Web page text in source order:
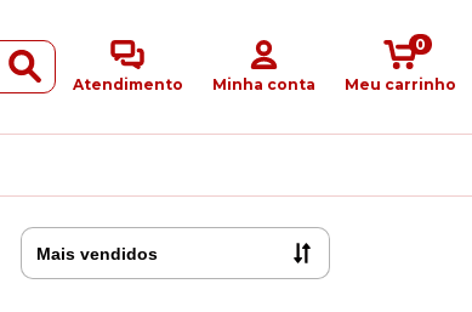
Atendimento Minha conta Meu carrinho
0